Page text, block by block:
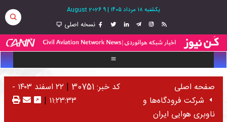
یکشنبه ۱۸ مرداد ۱۴۰۵ |
9 August 2026
نسخه اصلی
صفحه اصلی
شرکت فرودگاه‌ها و
ناوبری هوایی ایران
کد خبر: 30751 |
۲۲ اسفند ۱۴۰۳ -
۱۱:۲۳:۳۳ |